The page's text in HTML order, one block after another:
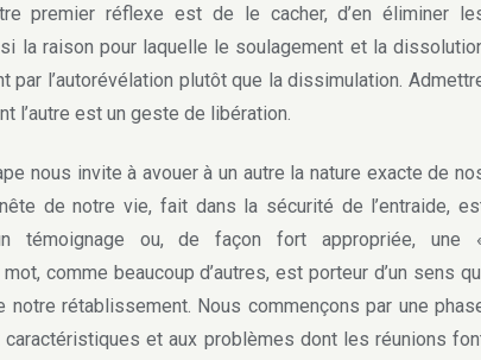
premier réflexe est de le cacher, d’en éliminer
la raison pour laquelle le soulagement et la
par l’autorévélation plutôt que la dissimulation.
l’autre est un geste de libération.
nous invite à avouer à un autre la nature exacte de
de notre vie, fait dans la sécurité de l’entraide,
témoignage ou, de façon fort appropriée, une
comme beaucoup d’autres, est porteur d’un sens
notre rétablissement. Nous commençons par une
caractéristiques et aux problèmes dont les réunions